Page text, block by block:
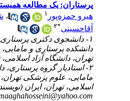
پرستاران: یک مطالعه
هیرو حمزه‌پور
،
آقاحسینی
۲
۱- دانشجوی دکتری
دانشکده پرستاری و مامایی،
تهران، دانشگاه آزاد اسلامی،
۲- استادیار گروه پرستاری،
مامایی، علوم پزشکی تهران،
اسلامی، تهران، ایران